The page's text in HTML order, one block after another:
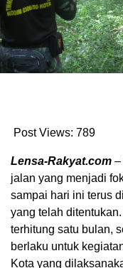
Post Views: 789
Lensa-Rakyat.com –
jalan yang menjadi
sampai hari ini terus
yang telah
terhitung satu bulan,
berlaku untuk
Kota yang